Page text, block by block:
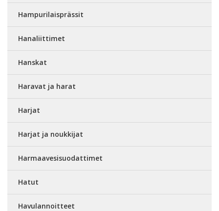
Hampurilaisprässit
Hanaliittimet
Hanskat
Haravat ja harat
Harjat
Harjat ja noukkijat
Harmaavesisuodattimet
Hatut
Havulannoitteet